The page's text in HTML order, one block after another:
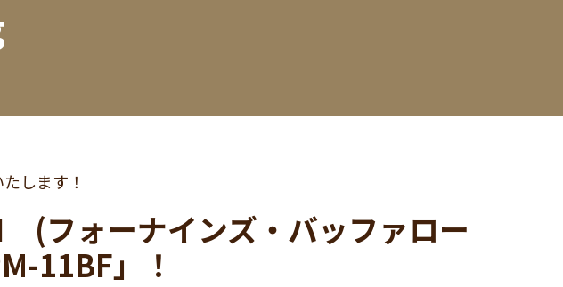
します！
(フォーナインズ・バッファロー
11BF」！